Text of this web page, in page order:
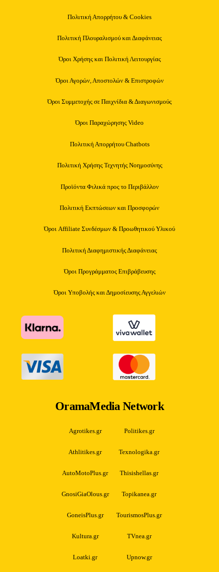
Πολιτική Απορρήτου & Cookies
Πολιτική Πλουραλισμού και Διαφάνειας
Όροι Χρήσης και Πολιτική Λειτουργίας
Όροι Αγορών, Αποστολών & Επιστροφών
Όροι Συμμετοχής σε Παιχνίδια & Διαγωνισμούς
Όροι Παραχώρησης Video
Πολιτική Απορρήτου Chatbots
Πολιτική Χρήσης Τεχνητής Νοημοσύνης
Προϊόντα Φιλικά προς το Περιβάλλον
Πολιτική Εκπτώσεων και Προσφορών
Όροι Affiliate Συνδέσμων & Προωθητικού Υλικού
Πολιτική Διαφημιστικής Διαφάνειας
Όροι Προγράμματος Επιβράβευσης
Όροι Υποβολής και Δημοσίευσης Αγγελιών
OramaMedia Network
Agrotikes.gr Politikes.gr
Athlitikes.gr Texnologika.gr
AutoMotoPlus.gr Thisishellas.gr
GnosiGiaOlous.gr Topikanea.gr
GoneisPlus.gr TourismosPlus.gr
Kultura.gr TVnea.gr
Loatki.gr Upnow.gr